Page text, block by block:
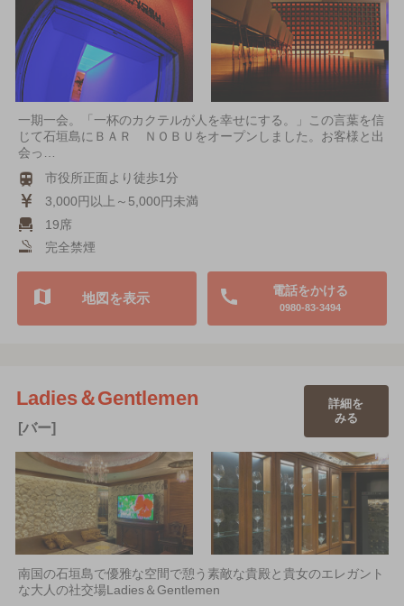
一期一会。「一杯のカクテルが人を幸せにする。」この言葉を信
じて石垣島にＢＡＲ ＮＯＢＵをオープンしました。お客様と出
会っ…
市役所正面より徒歩1分
3,000円以上～5,000円未満
19席
完全禁煙
電話をかける
0980-83-3494
地図を表示
Ladies＆Gentlemen
[バー]
詳細を
みる
南国の石垣島で優雅な空間で憩う素敵な貴殿と貴女のエレガント
な大人の社交場Ladies＆Gentlemen